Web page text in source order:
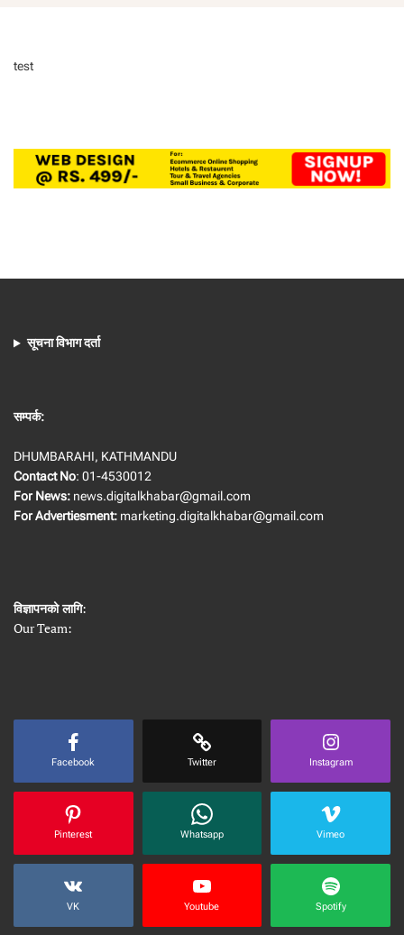
test
सूचना विभाग दर्ता
सम्पर्क:
DHUMBARAHI, KATHMANDU
Contact No: 01-4530012
For News: news.digitalkhabar@gmail.com
For Advertiesment: marketing.digitalkhabar@gmail.com
विज्ञापनको लागि:
Our Team:
Facebook Twitter Instagram
Pinterest Whatsapp Vimeo
VK Youtube Spotify